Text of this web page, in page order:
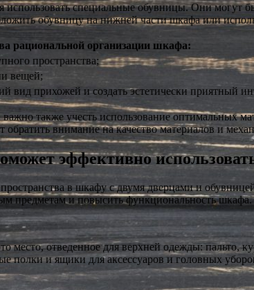
использовать специальные обувницы. Они
обувницу на нижней части шкафа или
рациональной организации шкафа:
пространства;
вещей;
вид прихожей и создать эстетически приятный
важно также учесть использование
внимание на качество материалов и
эффективно
в шкафу с двумя дверцами и
предметам и повысить функциональность шкафа.
место, отведенное для верхней одежды: пальто,
полки и ящики для аксессуаров и головных